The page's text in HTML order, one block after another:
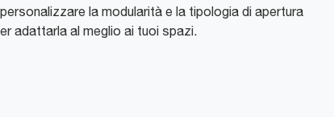
la modularità e la tipologia di apertura
adattarla al meglio ai tuoi spazi.